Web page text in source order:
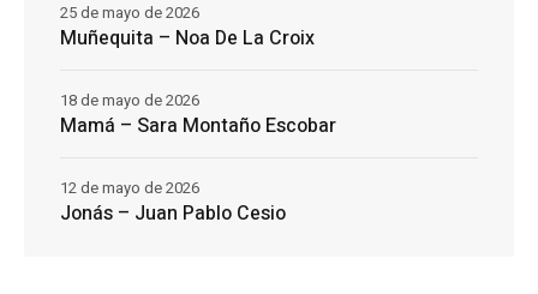
Muñequita – Noa De La Croix
25 de mayo de 2026
Mamá – Sara Montaño Escobar
18 de mayo de 2026
Jonás – Juan Pablo Cesio
12 de mayo de 2026